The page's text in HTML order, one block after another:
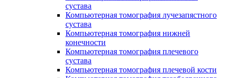
сустава
Компьютерная томография лучезапястного
сустава
Компьютерная томография нижней
конечности
Компьютерная томография плечевого
сустава
Компьютерная томография плечевой кости